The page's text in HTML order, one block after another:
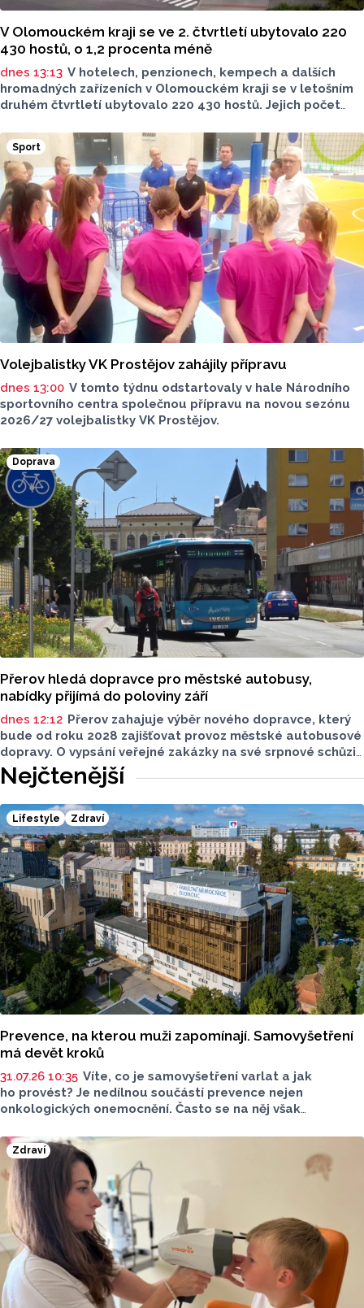
V Olomouckém kraji se ve 2. čtvrtletí ubytovalo 220
430 hostů, o 1,2 procenta méně
dnes 13:13 V hotelech, penzionech, kempech a dalších
hromadných zařízeních v Olomouckém kraji se v letošním
druhém čtvrtletí ubytovalo 220 430 hostů. Jejich počet
přibylo ubytovaných cizinců, kterých bylo 45 548,
meziročně o 9,1 procenta více. Naopak domácích hostů
v regionu ubylo, kraj v tomto období navštívilo 174 882
turistů, což bylo meziročně o 3,6 procenta méně. Celkový
počet přenocování v kraji klesl o 4,7 procenta. Údaje
dnes zveřejnil Český statistický úřad (ČSÚ).
Sport
Volejbalistky VK Prostějov zahájily přípravu
dnes 13:00 V tomto týdnu odstartovaly v hale Národního
sportovního centra společnou přípravu na novou sezónu
2026/27 volejbalistky VK Prostějov.
Doprava
Přerov hledá dopravce pro městské autobusy,
nabídky přijímá do poloviny září
dnes 12:12 Přerov zahajuje výběr nového dopravce, který
bude od roku 2028 zajišťovat provoz městské autobusové
dopravy. O vypsání veřejné zakázky na své srpnové schůzi
rozhodli radní. Smlouva s vybraným dopravcem bude
uzavřena na deset let a zajistí dopravní obslužnost města
nad rámec regionálních linek objednávaných Olomouckým
krajem.
Nejčtenější
Lifestyle Zdraví
Prevence, na kterou muži zapomínají. Samovyšetření
má devět kroků
31.07.26 10:35 Víte, co je samovyšetření varlat a jak
ho provést? Je nedílnou součástí prevence nejen
onkologických onemocnění. Často se na něj však
organizace sdružující lékaře, studenty i odborníky. Za svou
činnost získala jedna z členek státní vyznamenání
od prezidenta Petra Pavla.
Zdraví